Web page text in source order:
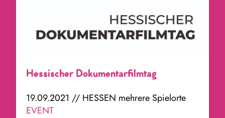
Hessischer Dokumentarfilmtag
19.09.2021 // HESSEN mehrere Spielorte
EVENT